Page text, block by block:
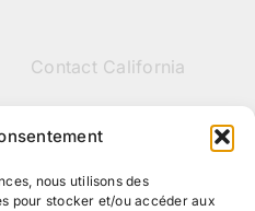
nous utilisons des
pour stocker et/ou accéder aux
Contact California